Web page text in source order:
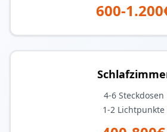
600-
4-6Steckdosen
1-2 Lichtpunkte